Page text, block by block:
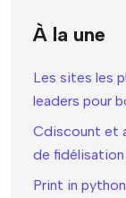
À la une
Les sites les
leaders pour
Cdiscount et
de
Print in